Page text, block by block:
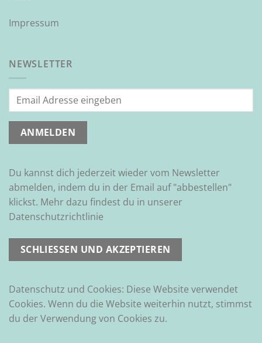
Impressum
NEWSLETTER
Du kannst dich jederzeit wieder vom Newsletter
abmelden, indem du in der Email auf "abbestellen"
klickst. Mehr dazu findest du in unserer
Datenschutzrichtlinie
Datenschutz und Cookies: Diese Website verwendet
Cookies. Wenn du die Website weiterhin nutzt, stimmst
du der Verwendung von Cookies zu.